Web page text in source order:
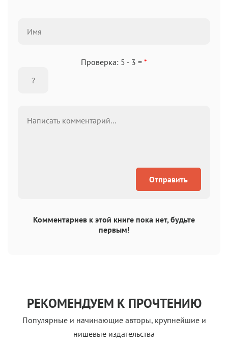
Проверка: 5 - 3 = *
Отправить
Комментариев к этой книге пока нет, будьте
первым!
РЕКОМЕНДУЕМ К ПРОЧТЕНИЮ
Популярные и начинающие авторы, крупнейшие и
нишевые издательства